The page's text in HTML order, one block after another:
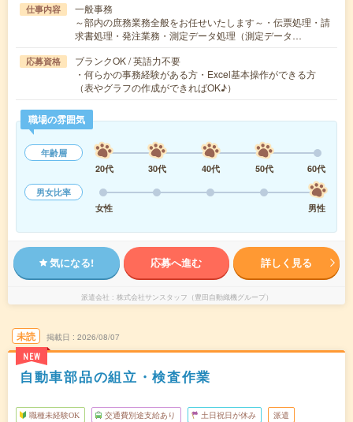
仕事内容
一般事務
～部内の庶務業務全般をお任せいたします～・伝票処理・請
求書処理・発注業務・測定データ処理（測定データ…
応募資格
ブランクOK / 英語力不要
・何らかの事務経験がある方・Excel基本操作ができる方
（表やグラフの作成ができればOK♪）
職場の雰囲気
年齢層
20代
30代 40代 50代
60代
男女比率
女性
男性
気になる! 応募へ進む 詳しく見る
派遣会社 株式会社サンスタッフ（豊田自動織機グループ）
未読
NEW
掲載日 2026/08/07
自動車部品の組立・検査作業
職種未経験OK 交通費別途支給あり 土日祝日が休み 派遣